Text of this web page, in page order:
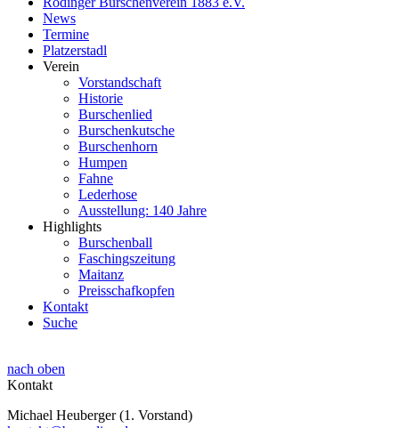
News
Termine
Platzerstadl
Verein
Vorstandschaft
Historie
Burschenlied
Burschenkutsche
Burschenhorn
Humpen
Fahne
Lederhose
Ausstellung: 140 Jahre
Highlights
Burschenball
Faschingszeitung
Maitanz
Preisschafkopfen
Kontakt
Suche
nach oben
Kontakt
Michael Heuberger (1. Vorstand)